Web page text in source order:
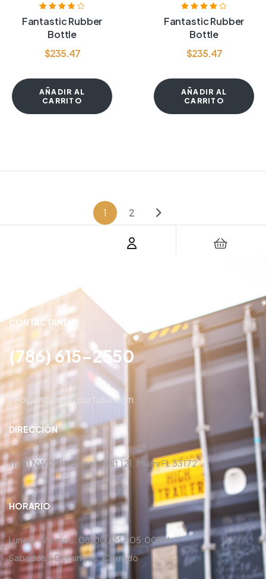
Valorado
con3.75de
5
Fantastic Rubber
Bottle
$235.47
AÑADIR AL
CARRITO
Valorado
con4.00de
5
Fantastic Rubber
Bottle
$235.47
AÑADIR AL
CARRITO
1 2
CONTÁCTANOS
(786) 615-2550
info@maxcarexportusa.com
DIRECCIÓN
11251 NW 20th Street, Unit 121, Miami FL 33172
HORARIO
Lunes – Viernes: 08:00 AM – 05:00PM
Sabados – Domingos: Cerrado